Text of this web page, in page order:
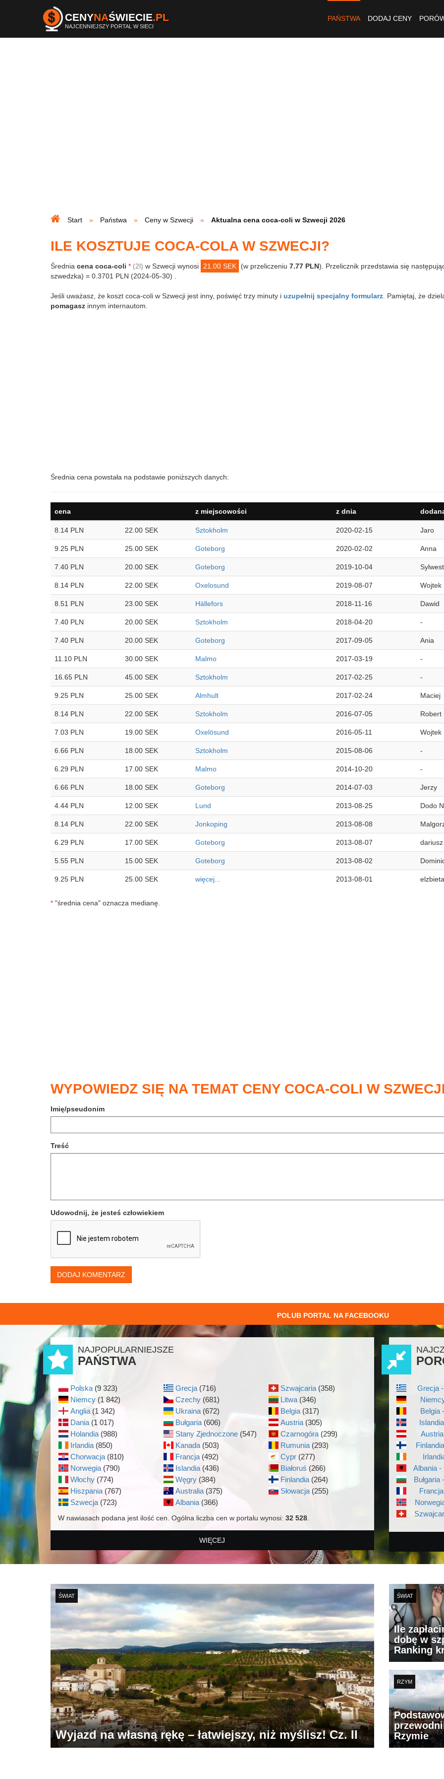
CENYNAŚWIECIE.PL
NAJCENNIEJSZY PORTAL W SIECI
PAŃSTWA DODAJ CENY
Start Państwa Ceny w Szwecji Aktualna cena coca-coli w Szwecji 2026
ILE KOSZTUJE COCA-COLA W SZWECJI?
Średnia cena coca-coli * (2l) w Szwecji wynosi 21.00 SEK (w przeliczeniu 7.77 PLN). Przelicznik przedstawia się
szwedzka) = 0.3701 PLN (2024-05-30) .
Jeśli uważasz, że koszt coca-coli w Szwecji jest inny, poświęć trzy minuty i uzupełnij specjalny formularz . Pamiętaj, że
pomagasz innym internautom.
Średnia cena powstała na podstawie poniższych danych:
cena z miejscowości z dnia
8.14 PLN 22.00 SEK Sztokholm 2020-02-15 Jaro
9.25 PLN 25.00 SEK Goteborg 2020-02-02 Anna
7.40 PLN 20.00 SEK Goteborg 2019-10-04
8.14 PLN 22.00 SEK Oxelosund 2019-08-07 Wojtek
8.51 PLN 23.00 SEK Hällefors 2018-11-16 Dawid
7.40 PLN 20.00 SEK Sztokholm 2018-04-20 -
7.40 PLN 20.00 SEK Goteborg 2017-09-05 Ania
11.10 PLN 30.00 SEK Malmo 2017-03-19 -
16.65 PLN 45.00 SEK Sztokholm 2017-02-25 -
9.25 PLN 25.00 SEK Almhult 2017-02-24 Maciej
8.14 PLN 22.00 SEK Sztokholm 2016-07-05 Robert
7.03 PLN 19.00 SEK Oxelösund 2016-05-11 Wojtek
6.66 PLN 18.00 SEK Sztokholm 2015-08-06 -
6.29 PLN 17.00 SEK Malmo 2014-10-20 -
6.66 PLN 18.00 SEK Goteborg 2014-07-03 Jerzy
4.44 PLN 12.00 SEK Lund 2013-08-25 Dodo
8.14 PLN 22.00 SEK Jonkoping 2013-08-08
6.29 PLN 17.00 SEK Goteborg 2013-08-07 dariusz
5.55 PLN 15.00 SEK Goteborg 2013-08-02
9.25 PLN 25.00 SEK więcej... 2013-08-01 elzbieta
* "średnia cena" oznacza medianę.
WYPOWIEDZ SIĘ NA TEMAT CENY COCA-COLI W
Imię/pseudonim
Treść
Udowodnij, że jesteś człowiekiem
DODAJ KOMENTARZ
POLUB PORTAL NA FACEBOOKU
NAJPOPULARNIEJSZE
PAŃSTWA
Polska (9 323)
Niemcy (1 842)
Anglia (1 342)
Dania (1 017)
Holandia (988)
Irlandia (850)
Chorwacja (810)
Norwegia (790)
Włochy (774)
Hiszpania (767)
Szwecja (723)
Grecja (716)
Czechy (681)
Ukraina (672)
Bułgaria (606)
Stany Zjednoczone (547)
Kanada (503)
Francja (492)
Islandia (436)
Węgry (384)
Australia (375)
Albania (366)
Szwajcaria (358)
Litwa (346)
Belgia (317)
Austria (305)
Czarnogóra (299)
Rumunia (293)
Cypr (277)
Białoruś (266)
Finlandia (264)
Słowacja (255)
W nawiasach podana jest ilość cen. Ogólna liczba cen w portalu wynosi: 32 528
WIĘCEJ
Grecja
Belgia
Albania -
Bułgaria
ŚWIAT
Wyjazd na własną rękę – łatwiejszy, niż myślisz! Cz. II
ŚWIAT
Ile
dobę w
Ranking
RZYM
Rzymie